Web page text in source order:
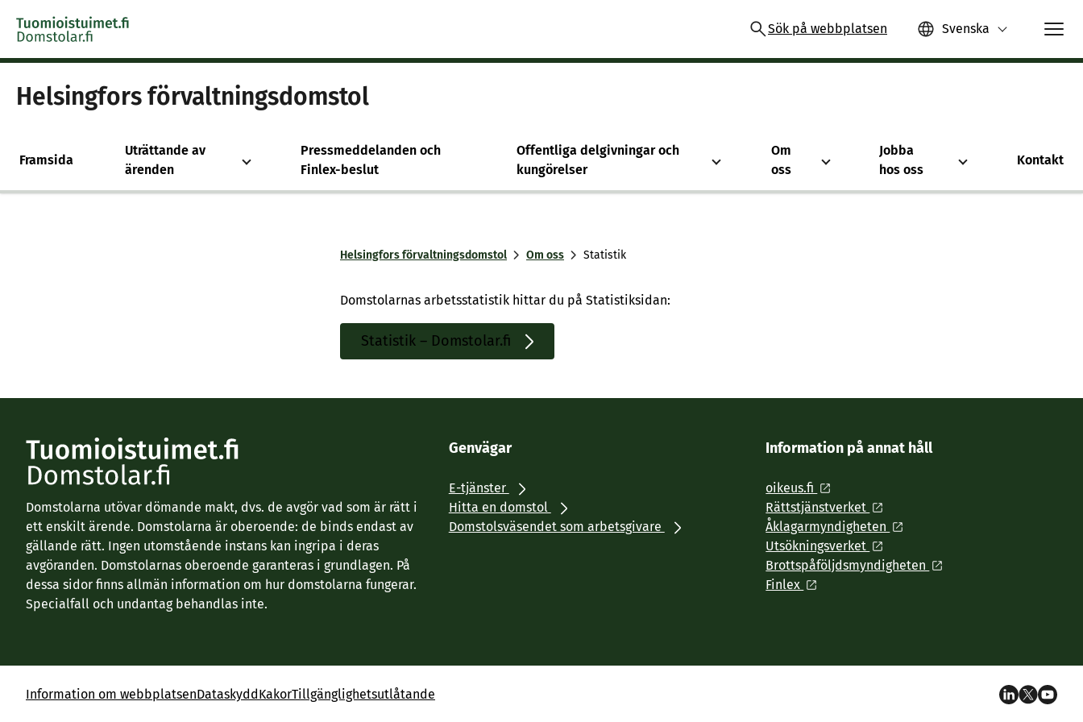
Skip to content -saavutettavuusohje Sök på webbplatsen Svenska
Helsingfors förvaltningsdomstol
Framsida
Uträttande av
ärenden
Pressmeddelanden och
Finlex-beslut
Offentliga delgivningar och
kungörelser
Om
oss
Jobba
hos oss
Kontakt
Helsingfors förvaltningsdomstol Om oss Statistik
Domstolarnas arbetsstatistik hittar du på Statistiksidan:
Statistik – Domstolar.fi
Sisäinen
Domstolarna utövar dömande makt, dvs. de avgör vad som är rätt i
ett enskilt ärende. Domstolarna är oberoende: de binds endast av
gällande rätt. Ingen utomstående instans kan ingripa i deras
avgöranden. Domstolarnas oberoende garanteras i grundlagen. På
dessa sidor finns allmän information om hur domstolarna fungerar.
Specialfall och undantag behandlas inte.
Genvägar
E-tjänster
Hitta en domstol
Domstolsväsendet som arbetsgivare
Information på annat håll
oikeus.fi
Rättstjänstverket
Åklagarmyndigheten
Utsökningsverket
Brottspåföljdsmyndigheten
Finlex
Information om webbplatsenDataskyddKakorTillgänglighetsutlåtande